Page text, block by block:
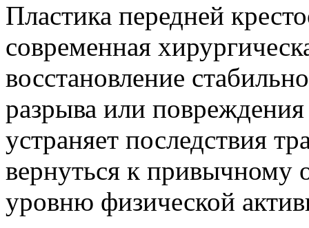
Пластика передней
современная
восстановление
разрыва или
устраняет последствия
вернуться к привычному
уровню физической